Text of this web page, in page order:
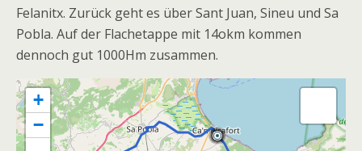
Felanitx. Zurück geht es über Sant Juan, Sineu und Sa
Pobla. Auf der Flachetappe mit 14okm kommen
dennoch gut 1000Hm zusammen.
+
−